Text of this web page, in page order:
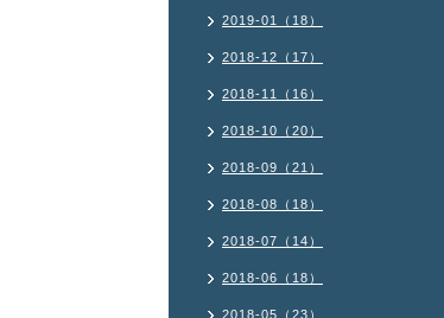
2019-01（18）
2018-12（17）
2018-11（16）
2018-10（20）
2018-09（21）
2018-08（18）
2018-07（14）
2018-06（18）
2018-05（23）